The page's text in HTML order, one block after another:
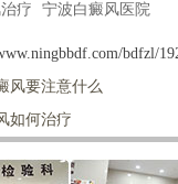
疗 宁波白癜风医院
bdfzl/
风要注意什么
如何治疗